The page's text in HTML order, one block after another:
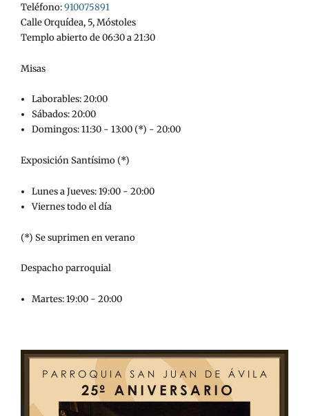
Teléfono:910075891
Calle Orquídea, 5, Móstoles
Templo abierto de 06:30 a 21:30
Misas
Laborables: 20:00
Sábados: 20:00
Domingos: 11:30 - 13:00 (*) - 20:00
Exposición Santísimo (*)
Lunes a Jueves: 19:00 - 20:00
Viernes todo el día
(*) Se suprimen en verano
Despacho parroquial
Martes: 19:00 - 20:00